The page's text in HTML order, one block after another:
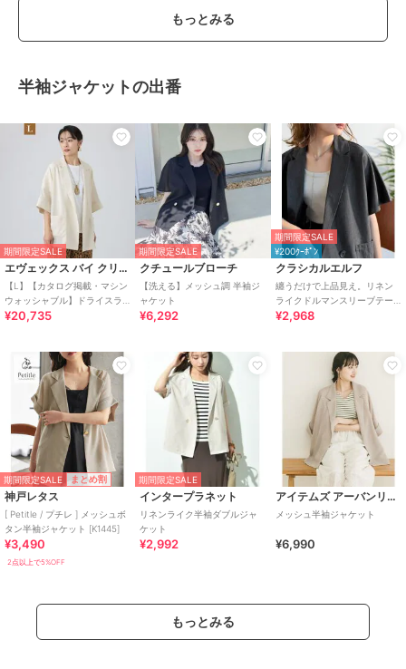
もっとみる
半袖ジャケットの出番
期間限定SALE
エヴェックス バイ クリツィア
【L】【カタログ掲載・マシン
ウォッシャブル】ドライスラ
ブハーフスリーブジャケット
¥20,735
期間限定SALE
クチュールブローチ
【洗える】メッシュ調 半袖ジ
ャケット
¥6,292
期間限定SALE
¥200ｸｰﾎﾟﾝ
クラシカルエルフ
纏うだけで上品見え。リネン
ライクドルマンスリーブテー
ラードダブルジャケット（半
¥2,968
期間限定SALE まとめ割
神戸レタス
[ Petitle / プチレ ] メッシュボ
タン半袖ジャケット [K1445]
¥3,490
2点以上で5%OFF
期間限定SALE
インタープラネット
リネンライク半袖ダブルジャ
ケット
¥2,992
アイテムズ アーバンリサーチ
メッシュ半袖ジャケット
¥6,990
もっとみる